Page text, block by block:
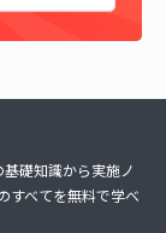
礎知識から実施ノ
すべてを無料で学べ